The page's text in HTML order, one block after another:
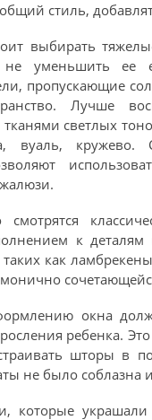
стиль,
выбирать
не уменьшить ее
пропускающие
Лучше
светлых
вуаль, кружево.
смотрятся
к
как
окна
ребенка.
шторы в
не было соблазна
которые